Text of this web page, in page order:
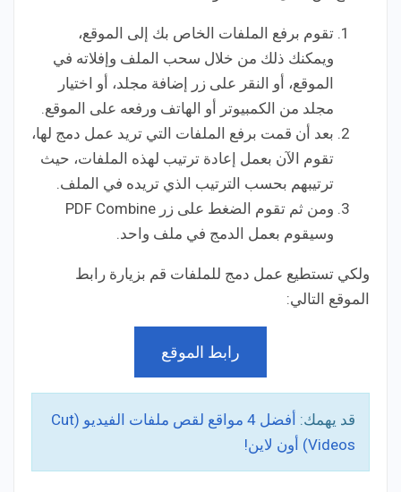
تقوم برفع الملفات الخاص بك إلى الموقع،
ويمكنك ذلك من خلال سحب الملف وإفلاته في
الموقع، أو النقر على زر إضافة مجلد، أو اختيار
مجلد من الكمبيوتر أو الهاتف ورفعه على الموقع.
بعد أن قمت برفع الملفات التي تريد عمل دمج لها،
تقوم الآن بعمل إعادة ترتيب لهذه الملفات، حيث
ترتيبهم بحسب الترتيب الذي تريده في الملف.
ومن ثم تقوم الضغط على زر PDF Combine
وسيقوم بعمل الدمج في ملف واحد.
ولكي تستطيع عمل دمج للملفات قم بزيارة رابط
الموقع التالي:
رابط الموقع
قد يهمك:
أفضل 4 مواقع لقص ملفات الفيديو (Cut
Videos) أون لاين!